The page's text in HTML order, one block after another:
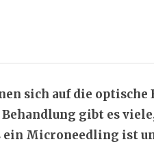
sich auf die optische
gibt es
Microneedling ist